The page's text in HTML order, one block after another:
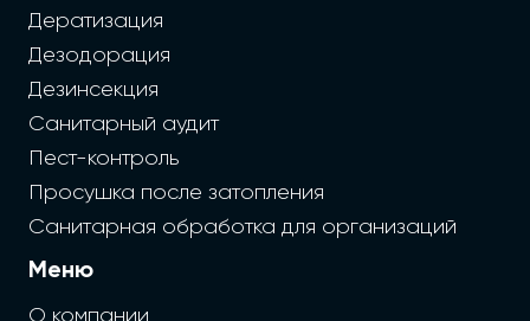
Дератизация
Дезодорация
Дезинсекция
Санитарный аудит
Пест-контроль
Просушка после затопления
Санитарная обработка для организаций
Меню
О компании